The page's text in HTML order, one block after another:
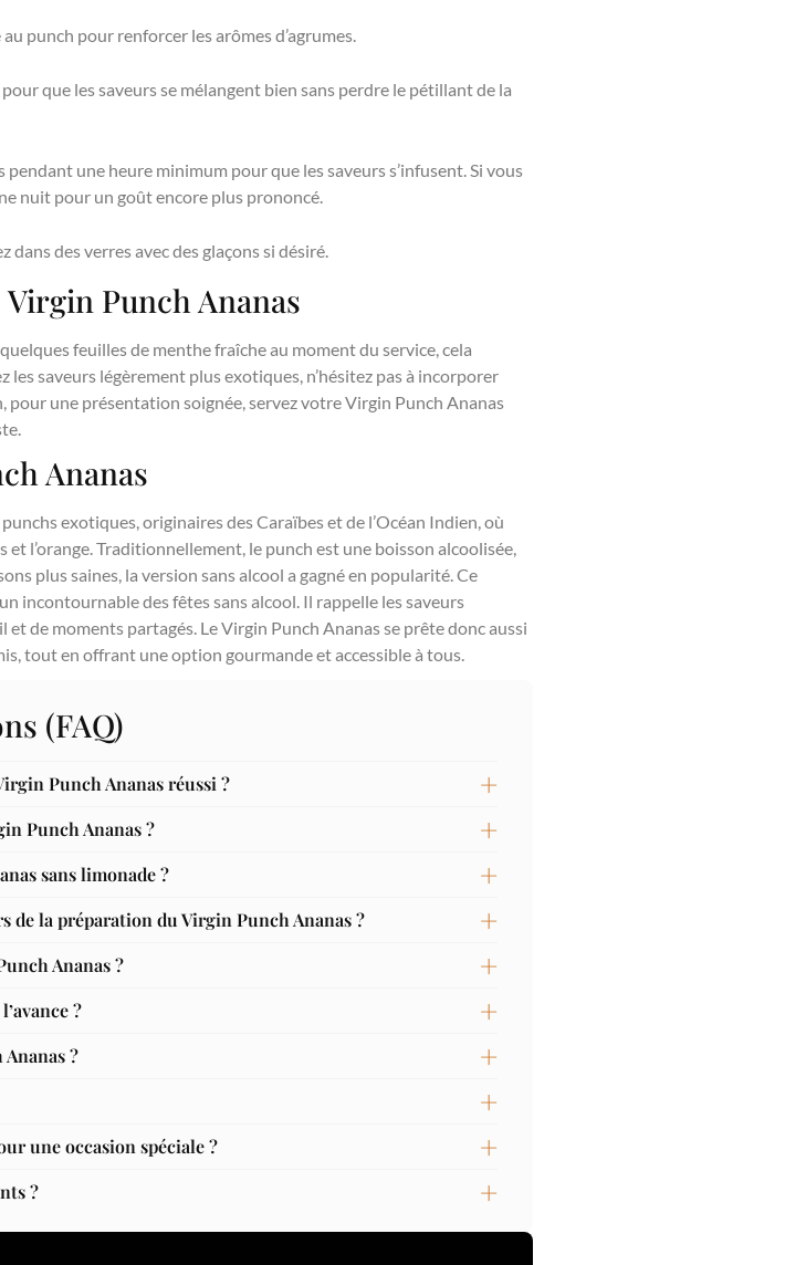
punch pour renforcer les arômes d’agrumes.
que les saveurs se mélangent bien sans perdre le pétillant de la
une heure minimum pour que les saveurs s’infusent. Si vous
nuit pour un goût encore plus prononcé.
des verres avec des glaçons si désiré.
Punch Ananas
feuilles de menthe fraîche au moment du service, cela
saveurs légèrement plus exotiques, n’hésitez pas à incorporer
pour une présentation soignée, servez votre Virgin Punch Ananas
Ananas
exotiques, originaires des Caraïbes et de l’Océan Indien, où
l’orange. Traditionnellement, le punch est une boisson alcoolisée,
plus saines, la version sans alcool a gagné en popularité. Ce
incontournable des fêtes sans alcool. Il rappelle les saveurs
de moments partagés. Le Virgin Punch Ananas se prête donc aussi
tout en offrant une option gourmande et accessible à tous.
(FAQ)
Punch Ananas réussi ?
Punch Ananas ?
sans limonade ?
de la préparation du Virgin Punch Ananas ?
Ananas ?
?
?
une occasion spéciale ?
?